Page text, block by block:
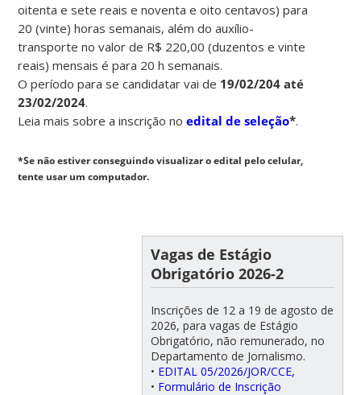
oitenta e sete reais e noventa e oito centavos) para
20 (vinte) horas semanais, além do auxílio-
transporte no valor de R$ 220,00 (duzentos e vinte
reais) mensais é para 20 h semanais.
O período para se candidatar vai de 19/02/204 até
23/02/2024.
Leia mais sobre a inscrição noedital de seleção*.
*Se não estiver conseguindo visualizar o edital pelo celular,
tente usar um computador.
Vagas de Estágio
Obrigatório 2026-2
Inscrições de 12 a 19 de agosto de
2026, para vagas de Estágio
Obrigatório, não remunerado, no
Departamento de Jornalismo.
• EDITAL 05/2026/JOR/CCE,
• Formulário de Inscrição